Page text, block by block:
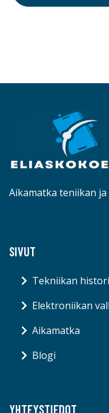
Aikamatka teniikan
SIVUT
Tekniikan
Elektroniikan
Aikamatka
Blogi
YHTEYSTIEDOT